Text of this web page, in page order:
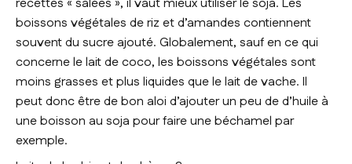
recettes « salées », il vaut mieux utiliser le soja. Les
boissons végétales de riz et d’amandes contiennent
souvent du sucre ajouté. Globalement, sauf en ce qui
concerne le lait de coco, les boissons végétales sont
moins grasses et plus liquides que le lait de vache. Il
peut donc être de bon aloi d’ajouter un peu de d’huile à
une boisson au soja pour faire une béchamel par
exemple.